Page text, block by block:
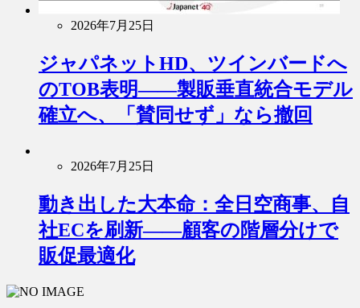
2026年7月25日
ジャパネットHD、ツインバードへ
のTOB表明――製販垂直統合モデル
確立へ、「賛同せず」なら撤回
2026年7月25日
動き出した大本命：全日空商事、自
社ECを刷新――顧客の階層分けで
販促最適化